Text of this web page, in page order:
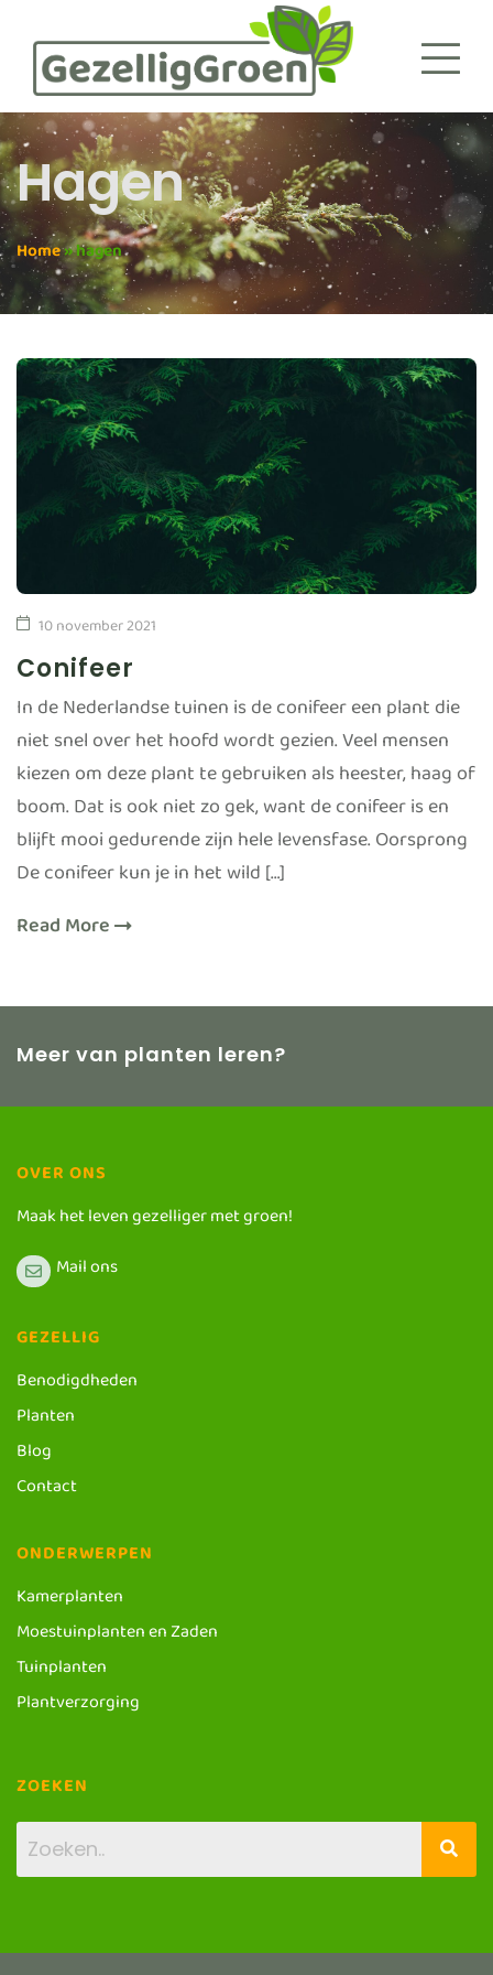
Hagen
Home»hagen
10 november 2021
Conifeer
In de Nederlandse tuinen is de conifeer een plant die
niet snel over het hoofd wordt gezien. Veel mensen
kiezen om deze plant te gebruiken als heester, haag of
boom. Dat is ook niet zo gek, want de conifeer is en
blijft mooi gedurende zijn hele levensfase. Oorsprong
De conifeer kun je in het wild […]
Read More
Meer van planten leren?
OVER ONS
Maak het leven gezelliger met groen!
Mail ons
GEZELLIG
Benodigdheden
Planten
Blog
Contact
ONDERWERPEN
Kamerplanten
Moestuinplanten en Zaden
Tuinplanten
Plantverzorging
ZOEKEN